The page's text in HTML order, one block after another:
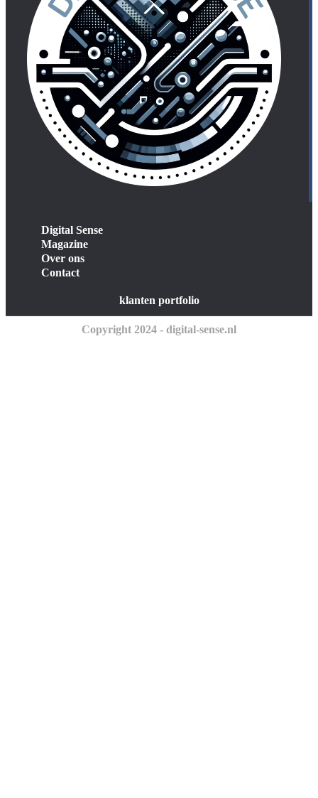
Digital Sense
Magazine
Over ons
Contact
klanten portfolio
Copyright 2024 - digital-sense.nl